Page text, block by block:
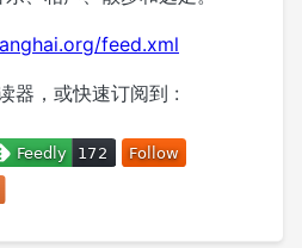
feed.xml
器，或快速订阅到 :